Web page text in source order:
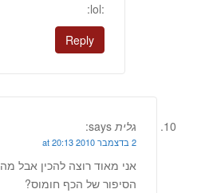
:lol:
Reply
גלית says:
2 בדצמבר 2010 at 20:13
אני מאוד רוצה להכין אבל מה
הסיפור של הכף חומוס?